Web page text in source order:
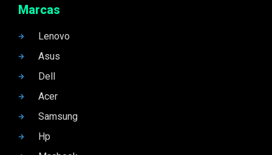
Marcas
Lenovo
Asus
Dell
Acer
Samsung
Hp